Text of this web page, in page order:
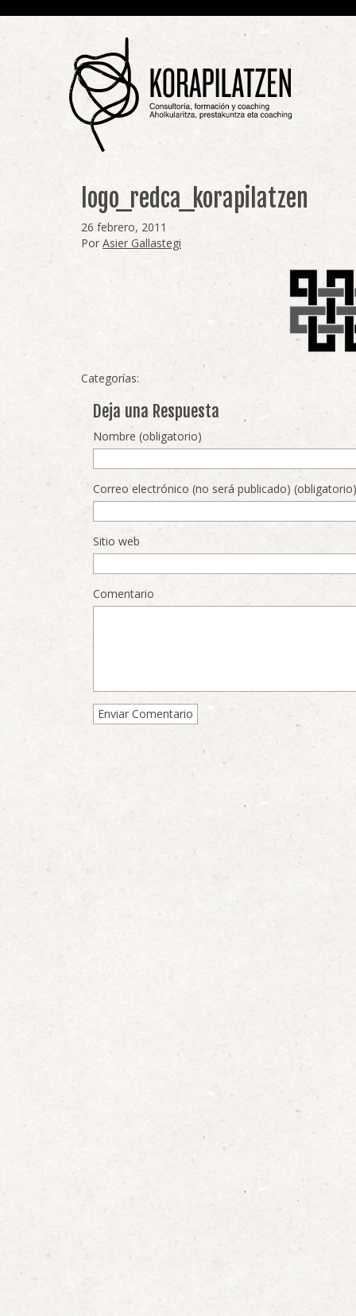
logo_redca_korapilatzen
26 febrero, 2011
Por Asier Gallastegi
Categorías:
Deja una Respuesta
Nombre (obligatorio)
Correo electrónico (no será publicado) (obligatorio)
Sitio web
Comentario